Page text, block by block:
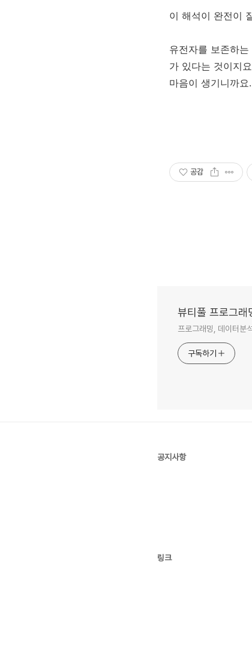
이 해석이 완전이
유전자를 보존하
가 있다는 것이지
마음이 생기니까요.
공감
뷰티풀 프로그래
프로그래밍, 데이터분
구독하기
공지사항
링크